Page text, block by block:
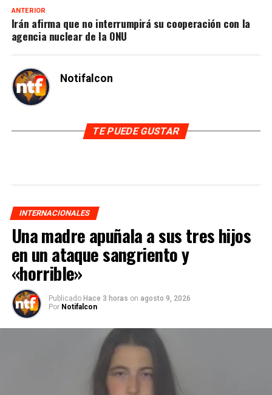
ANTERIOR
Irán afirma que no interrumpirá su cooperación con la
agencia nuclear de la ONU
Notifalcon
TE PUEDE GUSTAR
INTERNACIONALES
Una madre apuñala a sus tres hijos
en un ataque sangriento y
«horrible»
Publicado Hace 3 horas on agosto 9, 2026
Por Notifalcon